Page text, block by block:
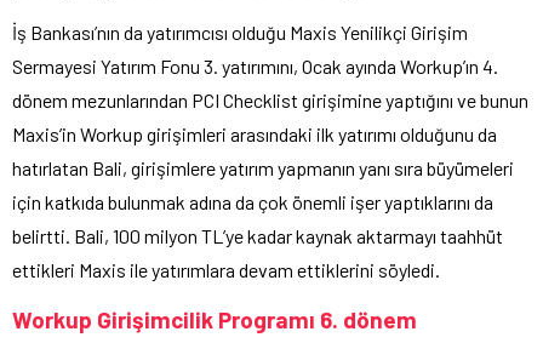
İş Bankası’nın da yatırımcısı olduğu Maxis Yenilikçi Girişim
Sermayesi Yatırım Fonu 3. yatırımını, Ocak ayında Workup’ın 4.
dönem mezunlarından PCI Checklist girişimine yaptığını ve bunun
Maxis’in Workup girişimleri arasındaki ilk yatırımı olduğunu da
hatırlatan Bali, girişimlere yatırım yapmanın yanı sıra büyümeleri
için katkıda bulunmak adına da çok önemli işer yaptıklarını da
belirtti. Bali, 100 milyon TL’ye kadar kaynak aktarmayı taahhüt
ettikleri Maxis ile yatırımlara devam ettiklerini söyledi.
Workup Girişimcilik Programı 6. dönem